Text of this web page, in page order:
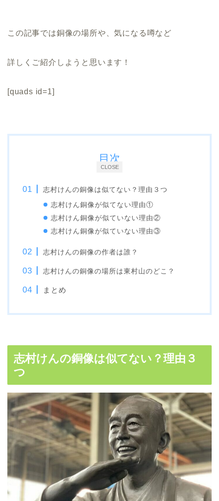
この記事では銅像の場所や、気になる噂など
詳しくご紹介しようと思います！
[quads id=1]
CLOSE
目次
志村けんの銅像は似てない？理由３つ
志村けん銅像が似てない理由①
志村けん銅像が似ていない理由②
志村けん銅像が似ていない理由③
志村けんの銅像の作者は誰？
志村けんの銅像の場所は東村山のどこ？
まとめ
志村けんの銅像は似てない？理由３
つ